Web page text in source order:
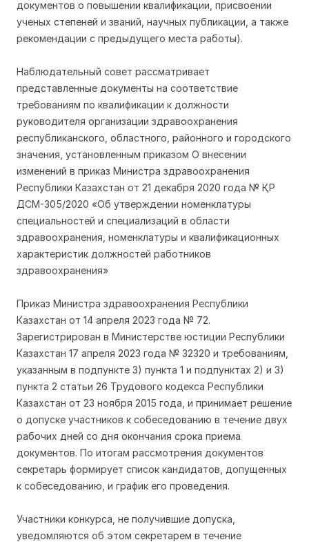
документов о повышении квалификации, присвоении
ученых степеней и званий, научных публикации, а также
рекомендации с предыдущего места работы).
Наблюдательный совет рассматривает
представленные документы на соответствие
требованиям по квалификации к должности
руководителя организации здравоохранения
республиканского, областного, районного и городского
значения, установленным приказом О внесении
изменений в приказ Министра здравоохранения
Республики Казахстан от 21 декабря 2020 года № ҚР
ДСМ-305/2020 «Об утверждении номенклатуры
специальностей и специализаций в области
здравоохранения, номенклатуры и квалификационных
характеристик должностей работников
здравоохранения»
Приказ Министра здравоохранения Республики
Казахстан от 14 апреля 2023 года № 72.
Зарегистрирован в Министерстве юстиции Республики
Казахстан 17 апреля 2023 года № 32320 и требованиям,
указанным в подпункте 3) пункта 1 и подпунктах 2) и 3)
пункта 2 статьи 26 Трудового кодекса Республики
Казахстан от 23 ноября 2015 года, и принимает решение
о допуске участников к собеседованию в течение двух
рабочих дней со дня окончания срока приема
документов. По итогам рассмотрения документов
секретарь формирует список кандидатов, допущенных
к собеседованию, и график его проведения.
Участники конкурса, не получившие допуска,
уведомляются об этом секретарем в течение